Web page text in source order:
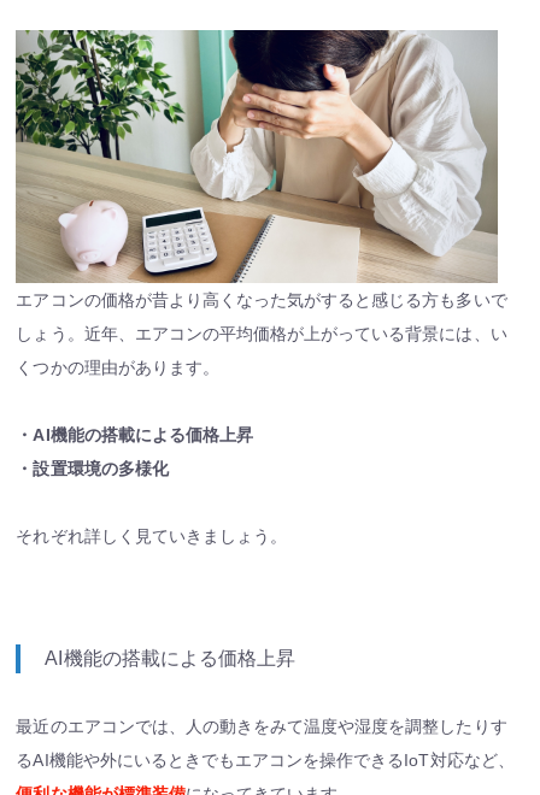
エアコンの価格が昔より高くなった気がすると感じる方も多いで
しょう。近年、エアコンの平均価格が上がっている背景には、い
くつかの理由があります。
・ AI機能の搭載による価格上昇
・設置環境の多様化
それぞれ詳しく見ていきましょう。
AI機能の搭載による価格上昇
最近のエアコンでは、人の動きをみて温度や湿度を調整したりす
るAI機能や外にいるときでもエアコンを操作できるIoT対応など、